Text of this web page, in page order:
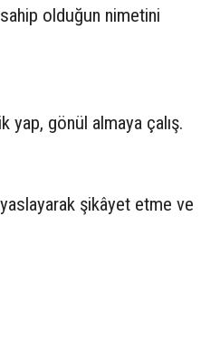
olduğun nimetini
yap, gönül almaya çalış.
şikâyet etme ve